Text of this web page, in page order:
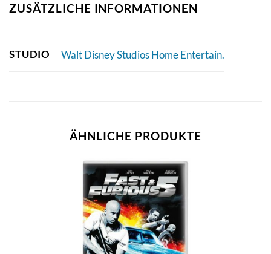
ZUSÄTZLICHE INFORMATIONEN
STUDIO Walt Disney Studios Home Entertain.
ÄHNLICHE PRODUKTE